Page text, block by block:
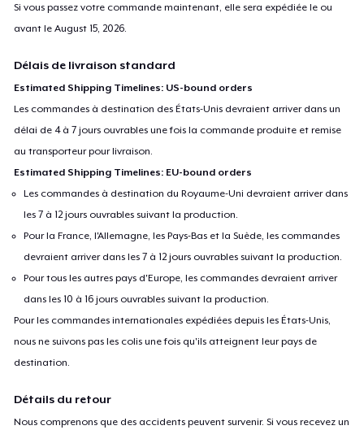
Si vous passez votre commande maintenant, elle sera expédiée le ou
avant leAugust 15, 2026.
Délais de livraison standard
Estimated Shipping Timelines: US-bound orders
Les commandes à destination des États-Unis devraient arriver dans un
délai de 4 à 7 jours ouvrables une fois la commande produite et remise
au transporteur pour livraison.
Estimated Shipping Timelines: EU-bound orders
Les commandes à destination du Royaume-Uni devraient arriver dans
les 7 à 12 jours ouvrables suivant la production.
Pour la France, l'Allemagne, les Pays-Bas et la Suède, les commandes
devraient arriver dans les 7 à 12 jours ouvrables suivant la production.
Pour tous les autres pays d'Europe, les commandes devraient arriver
dans les 10 à 16 jours ouvrables suivant la production.
Pour les commandes internationales expédiées depuis les États-Unis,
nous ne suivons pas les colis une fois qu'ils atteignent leur pays de
destination.
Détails du retour
Nous comprenons que des accidents peuvent survenir. Si vous recevez un